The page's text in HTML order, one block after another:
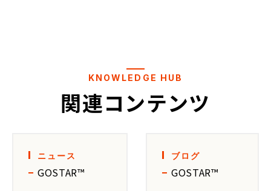
KNOWLEDGE HUB
関連コンテンツ
ニュース
GOSTAR™
ブログ
GOSTAR™